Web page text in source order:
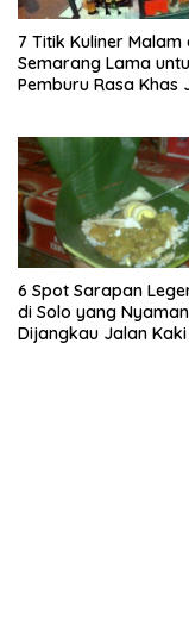
7 Titik Kuliner Malam
Semarang Lama
Pemburu Rasa Khas
6 Spot Sarapan
di Solo yang Nyaman
Dijangkau Jalan